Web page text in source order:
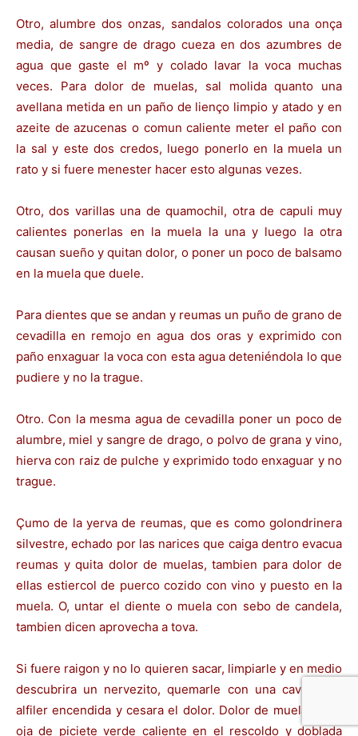
Otro, alumbre dos onzas, sandalos colorados una onça
media, de sangre de drago cueza en dos azumbres de
agua que gaste el mº y colado lavar la voca muchas
veces. Para dolor de muelas, sal molida quanto una
avellana metida en un paño de lienço limpio y atado y en
azeite de azucenas o comun caliente meter el paño con
la sal y este dos credos, luego ponerlo en la muela un
rato y si fuere menester hacer esto algunas vezes.
Otro, dos varillas una de quamochil, otra de capuli muy
calientes ponerlas en la muela la una y luego la otra
causan sueño y quitan dolor, o poner un poco de balsamo
en la muela que duele.
Para dientes que se andan y reumas un puño de grano de
cevadilla en remojo en agua dos oras y exprimido con
paño enxaguar la voca con esta agua deteniéndola lo que
pudiere y no la trague.
Otro. Con la mesma agua de cevadilla poner un poco de
alumbre, miel y sangre de drago, o polvo de grana y vino,
hierva con raiz de pulche y exprimido todo enxaguar y no
trague.
Çumo de la yerva de reumas, que es como golondrinera
silvestre, echado por las narices que caiga dentro evacua
reumas y quita dolor de muelas, tambien para dolor de
ellas estiercol de puerco cozido con vino y puesto en la
muela. O, untar el diente o muela con sebo de candela,
tambien dicen aprovecha a tova.
Si fuere raigon y no lo quieren sacar, limpiarle y en medio
descubrira un nervezito, quemarle con una caveza de
alfiler encendida y cesara el dolor. Dolor de muelas, una
oja de piciete verde caliente en el rescoldo y doblada